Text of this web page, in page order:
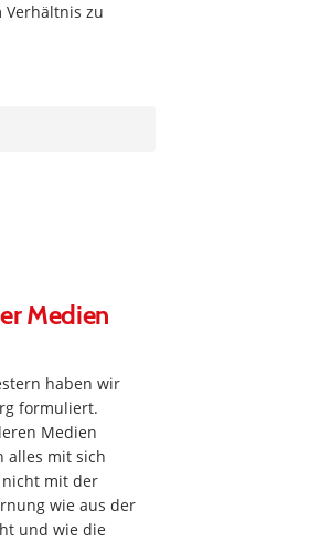
Verhältnis zu
Medien
haben wir
formuliert.
Medien
alles mit sich
nicht mit der
wie aus der
und wie die